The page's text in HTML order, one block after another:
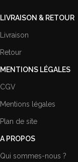
LIVRAISON & RETOUR
Livraison
Retour
MENTIONS LÉGALES
CGV
Mentions légales
Plan de site
A PROPOS
Qui sommes-nous ?